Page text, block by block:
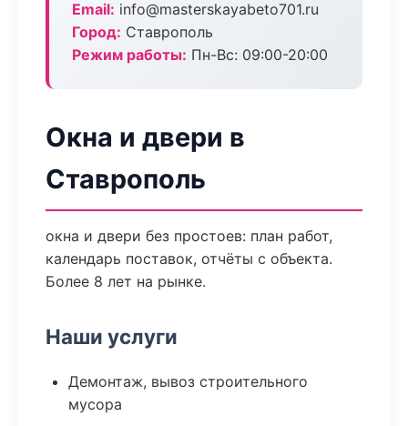
Email: info@masterskayabeto701.ru
Город: Ставрополь
Режим работы: Пн-Вс: 09:00-20:00
Окна и двери в
Ставрополь
окна и двери без простоев: план работ,
календарь поставок, отчёты с объекта.
Более 8 лет на рынке.
Наши услуги
Демонтаж, вывоз строительного
мусора